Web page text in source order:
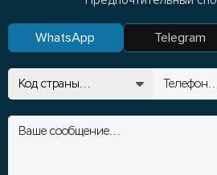
WhatsApp Telegram